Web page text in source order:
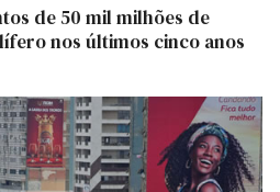
de 50 mil milhões de
nos últimos cinco anos